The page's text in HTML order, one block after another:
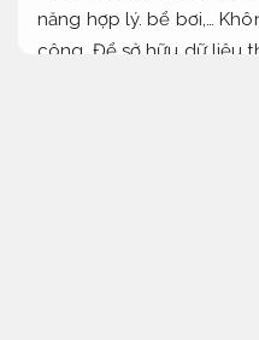
năng hợp lý. bể bơi,…
công. Để sở hữu dữ liệu